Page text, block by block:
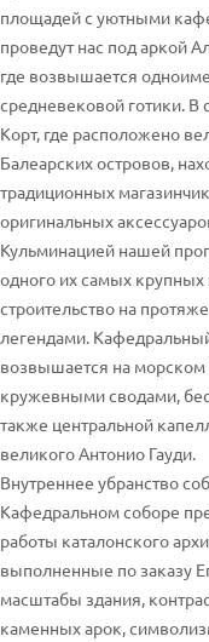
площадей с уютными
проведут нас под аркой
где возвышается
средневековой готики.
Корт, где расположено
Балеарских островов,
традиционных
оригинальных
Кульминацией нашей
одного их самых крупных
строительство на
легендами.
возвышается на
кружевными сводами,
также центральной
великого Антонио Гауди.
Внутреннее убранство
Кафедральном соборе
работы каталонского
выполненные по заказу
масштабы здания,
каменных арок,